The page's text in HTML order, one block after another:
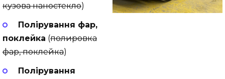
кузова наностекло)
Полірування фар,
поклейка (полировка
фар, поклейка)
Полірування